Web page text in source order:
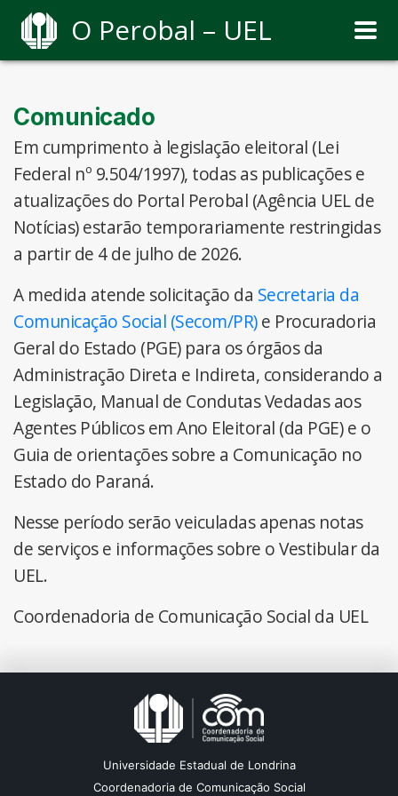
O Perobal – UEL
Comunicado
Em cumprimento à legislação eleitoral (Lei
Federal nº 9.504/1997), todas as publicações e
atualizações do Portal Perobal (Agência UEL de
Notícias) estarão temporariamente restringidas
a partir de 4 de julho de 2026.
A medida atende solicitação da Secretaria da
Comunicação Social (Secom/PR)e Procuradoria
Geral do Estado (PGE) para os órgãos da
Administração Direta e Indireta, considerando a
Legislação, Manual de Condutas Vedadas aos
Agentes Públicos em Ano Eleitoral (da PGE) e o
Guia de orientações sobre a Comunicação no
Estado do Paraná.
Nesse período serão veiculadas apenas notas
de serviços e informações sobre o Vestibular da
UEL.
Coordenadoria de Comunicação Social da UEL
Universidade Estadual de Londrina
Coordenadoria de Comunicação Social